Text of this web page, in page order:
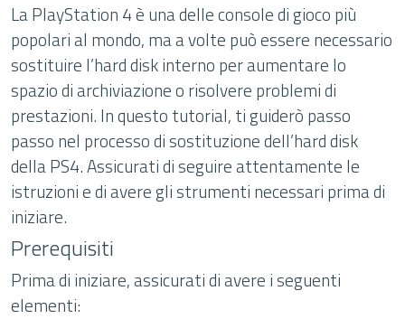
La PlayStation 4 è una delle console di gioco più
popolari al mondo, ma a volte può essere necessario
sostituire l’hard disk interno per aumentare lo
spazio di archiviazione o risolvere problemi di
prestazioni. In questo tutorial, ti guiderò passo
passo nel processo di sostituzione dell’hard disk
della PS4. Assicurati di seguire attentamente le
istruzioni e di avere gli strumenti necessari prima di
iniziare.
Prerequisiti
Prima di iniziare, assicurati di avere i seguenti
elementi: